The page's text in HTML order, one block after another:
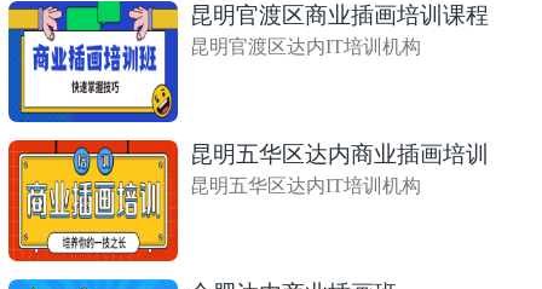
昆明官渡区商业插画培训课程
昆明官渡区达内IT培训机构
昆明五华区达内商业插画培训
昆明五华区达内IT培训机构